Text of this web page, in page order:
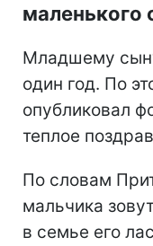
маленького
Младшему
один год. По
опубликовал
теплое
По словам
мальчика
в семье его